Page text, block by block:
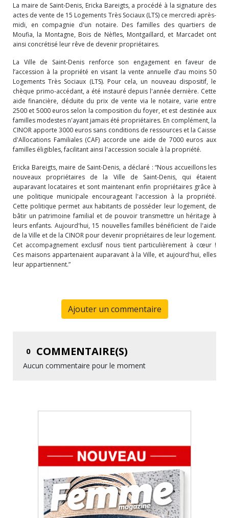
La maire de Saint-Denis, Ericka Bareigts, a procédé à la signature des
actes de vente de 15 Logements Très Sociaux (LTS) ce mercredi après-
midi, en compagnie d'un notaire. Des familles des quartiers de
Moufia, la Montagne, Bois de Nèfles, Montgaillard, et Marcadet ont
ainsi concrétisé leur rêve de devenir propriétaires.
La Ville de Saint-Denis renforce son engagement en faveur de
l’accession à la propriété en visant la vente annuelle d’au moins 50
Logements Très Sociaux (LTS). Pour cela, un nouveau dispositif, le
chèque primo-accédant, a été instauré depuis l'année dernière. Cette
aide financière, déduite du prix de vente via le notaire, varie entre
2500 et 5000 euros selon la composition du foyer, et est destinée aux
familles modestes n'ayant jamais été propriétaires. En complément, la
CINOR apporte 3000 euros sans conditions de ressources et la Caisse
d'Allocations Familiales (CAF) accorde une aide de 7000 euros aux
familles éligibles, facilitant ainsi l'accession sociale à la propriété.
Ericka Bareigts, maire de Saint-Denis, a déclaré : “Nous accueillons les
nouveaux propriétaires de la Ville de Saint-Denis, qui étaient
auparavant locataires et sont maintenant enfin propriétaires grâce à
une politique municipale encourageant l'accession à la propriété.
Cette politique permet aux habitants de posséder leur logement, de
bâtir un patrimoine familial et de pouvoir transmettre un héritage à
leurs enfants. Aujourd'hui, 15 nouvelles familles bénéficient de l'aide
de la Ville et de la CINOR pour devenir propriétaires de leur logement.
Cet accompagnement exclusif nous tient particulièrement à cœur !
Ces maisons appartenaient auparavant à la Ville, et aujourd'hui, elles
leur appartiennent.”
Ajouter un commentaire
0 COMMENTAIRE(S)
Aucun commentaire pour le moment